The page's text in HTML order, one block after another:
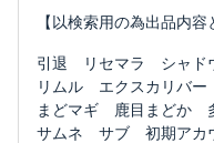
【以検索用の為出品内容
引退 リセマラ シャ
リムル エクスカリバ
まどマギ 鹿目まど
サムネ サブ 初期アカ